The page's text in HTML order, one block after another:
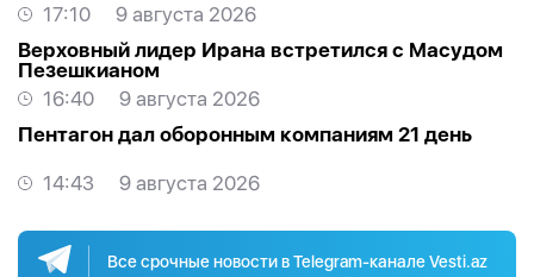
17:10
9 августа 2026
Верховный лидер Ирана встретился с Масудом
Пезешкианом
16:40
9 августа 2026
Пентагон дал оборонным компаниям 21 день
14:43 9 августа 2026
Все срочные новости в Telegram-канале Vesti.az